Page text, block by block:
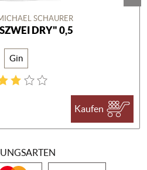
SCHAURER
DRY" 0,5
Gin
Kaufen